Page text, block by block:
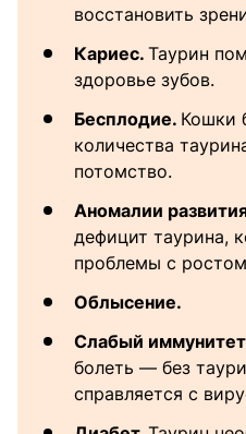
восстановить
Кариес. Таурин
здоровье зубов.
Бесплодие. Кошки
количества
потомство.
Аномалии
дефицит таурина,
проблемы с
Облысение.
Слабый
болеть — без
справляется с